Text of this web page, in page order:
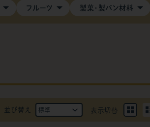
フルーツ 製菓・製パン材料
並び替え 表示切替